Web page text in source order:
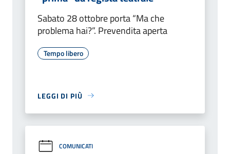
Sabato 28 ottobre porta “Ma che
problema hai?”. Prevendita aperta
Tempo libero
LEGGI DI PIÙ
COMUNICATI